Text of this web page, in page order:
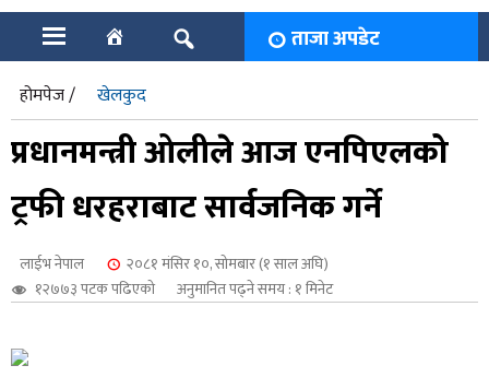
ताजा अपडेट
होमपेज / खेलकुद
प्रधानमन्त्री ओलीले आज एनपिएलको
ट्रफी धरहराबाट सार्वजनिक गर्ने
लाईभ नेपाल
२०८१ मंसिर १०, सोमबार (१ साल अघि)
१२७७३ पटक पढिएको
अनुमानित पढ्ने समय : १ मिनेट